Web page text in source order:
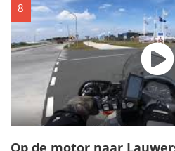
8
Op de motor naar